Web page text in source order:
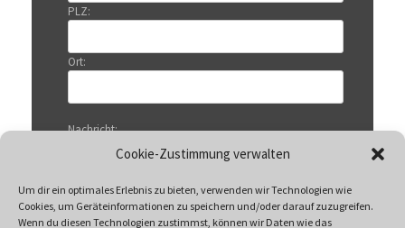
Cookie-Zustimmung verwalten
Um dir ein optimales Erlebnis zu bieten, verwenden wir Technologien wie
Cookies, um Geräteinformationen zu speichern und/oder darauf zuzugreifen.
Wenn du diesen Technologien zustimmst, können wir Daten wie das
PLZ:
Ort:
Nachricht: